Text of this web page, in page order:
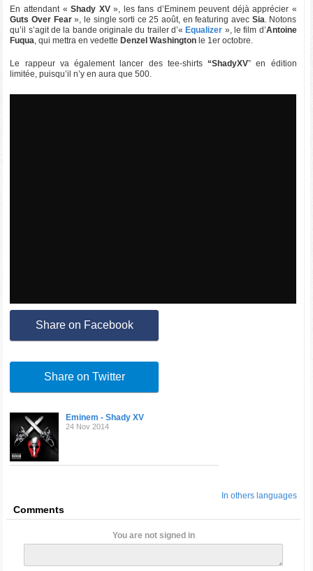
En attendant « Shady XV», les fans d’Eminem peuvent déjà apprécier «
Guts Over Fear», le single sorti ce 25 août, en featuring avec Sia. Notons
qu’il s’agit de la bande originale du trailer d’« Equalizer », le film d’Antoine
Fuqua, qui mettra en vedette Denzel Washington le 1er octobre.
Le rappeur va également lancer des tee-shirts “ShadyXV” en édition
limitée, puisqu’il n’y en aura que 500.
Share on Facebook
Share on Twitter
Eminem - Shady XV
24 Nov 2014
In others languages
Comments
You are not signed in